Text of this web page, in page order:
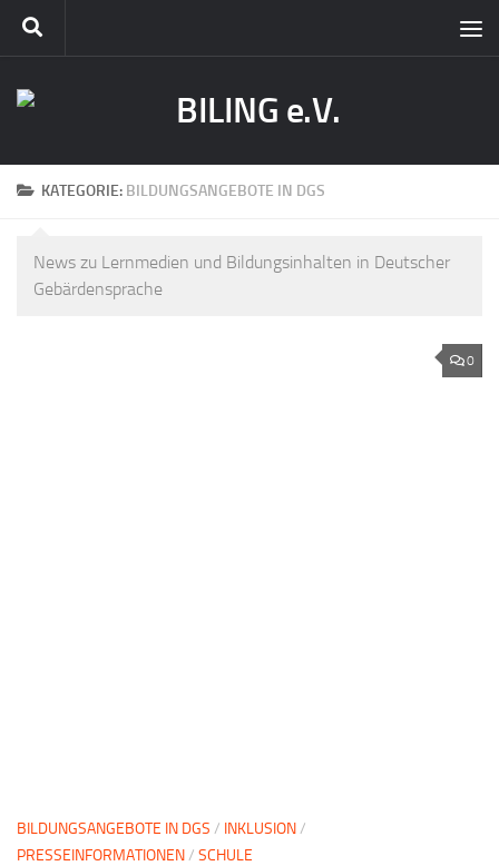
KATEGORIE: BILDUNGSANGEBOTE IN DGS
News zu Lernmedien und Bildungsinhalten in Deutscher
Gebärdensprache
0
BILDUNGSANGEBOTE IN DGS / INKLUSION/
PRESSEINFORMATIONEN/ SCHULE